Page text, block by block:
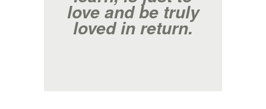
love and be truly
loved in return.